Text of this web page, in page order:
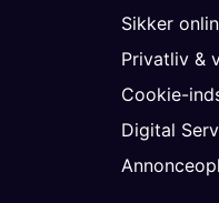
Sikker
Privatliv &
Cookie-
Digital